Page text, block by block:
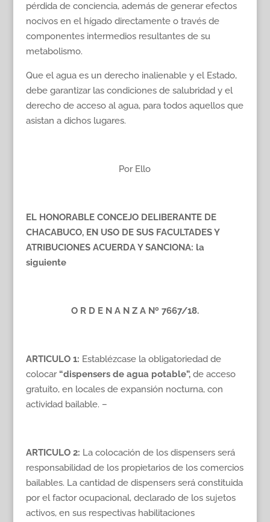
pérdida de conciencia, además de generar efectos
nocivos en el hígado directamente o través de
componentes intermedios resultantes de su
metabolismo.
Que el agua es un derecho inalienable y el Estado,
debe garantizar las condiciones de salubridad y el
derecho de acceso al agua, para todos aquellos que
asistan a dichos lugares.
Por Ello
EL HONORABLE CONCEJO DELIBERANTE DE
CHACABUCO, EN USO DE SUS FACULTADES Y
ATRIBUCIONES ACUERDA Y SANCIONA: la
siguiente
O R D E N A N Z A Nº 7667/18.
ARTICULO 1: Establézcase la obligatoriedad de
colocar“dispensers de agua potable”,de acceso
gratuito, en locales de expansión nocturna, con
actividad bailable. –
ARTICULO 2: La colocación de los dispensers será
responsabilidad de los propietarios de los comercios
bailables. La cantidad de dispensers será constituida
por el factor ocupacional, declarado de los sujetos
activos, en sus respectivas habilitaciones